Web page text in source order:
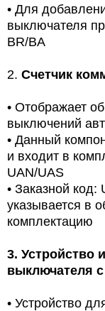
• Для
выключателя
BR/BA
2. Счетчик
• Отображает
выключений
• Данный
и входит в
UAN/UAS
• Заказной код:
указывается в
комплектацию
3. Устройство
выключателя
• Устройство